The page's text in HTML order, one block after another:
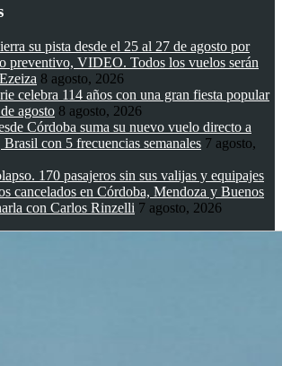
su pista desde el 25 al 27 de agosto por
preventivo, VIDEO. Todos los vuelos serán
8 agosto, 2026
celebra 114 años con una gran fiesta popular
agosto 8 agosto, 2026
Córdoba suma su nuevo vuelo directo a
con 5 frecuencias semanales 7 agosto,
170 pasajeros sin sus valijas y equipajes
cancelados en Córdoba, Mendoza y Buenos
con Carlos Rinzelli 7 agosto, 2026